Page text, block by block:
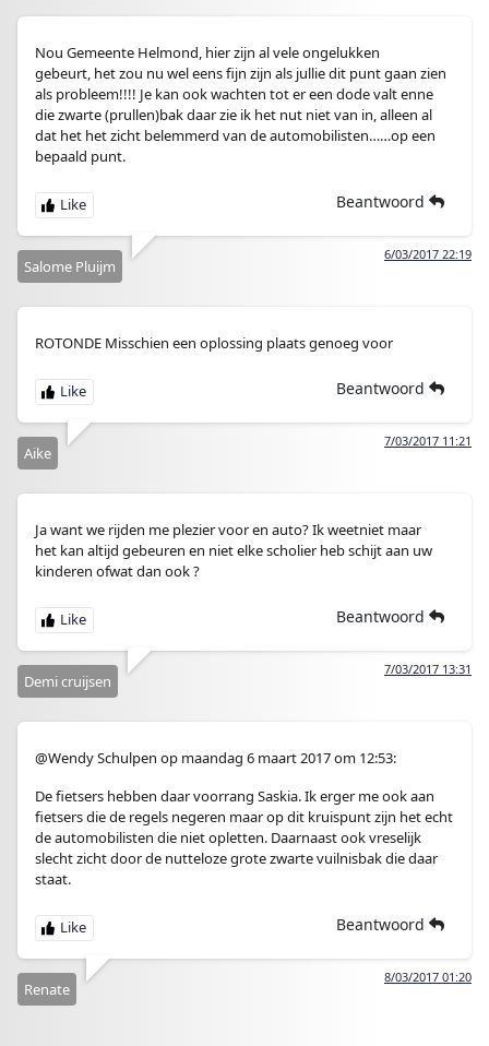
Nou Gemeente Helmond, hier zijn al vele ongelukken
gebeurt, het zou nu wel eens fijn zijn als jullie dit punt gaan zien
als probleem!!!! Je kan ook wachten tot er een dode valt enne
die zwarte (prullen)bak daar zie ik het nut niet van in, alleen al
dat het het zicht belemmerd van de automobilisten……op een
bepaald punt.
Beantwoord
6/03/2017 22:19
Salome Pluijm
ROTONDE Misschien een oplossing plaats genoeg voor
Beantwoord
7/03/2017 11:21
Aike
Ja want we rijden me plezier voor en auto? Ik weetniet maar
het kan altijd gebeuren en niet elke scholier heb schijt aan uw
kinderen ofwat dan ook ?
Beantwoord
7/03/2017 13:31
Demi cruijsen
@Wendy Schulpen op maandag 6 maart 2017 om 12:53:
De fietsers hebben daar voorrang Saskia. Ik erger me ook aan
fietsers die de regels negeren maar op dit kruispunt zijn het echt
de automobilisten die niet opletten. Daarnaast ook vreselijk
slecht zicht door de nutteloze grote zwarte vuilnisbak die daar
staat.
Beantwoord
8/03/2017 01:20
Renate